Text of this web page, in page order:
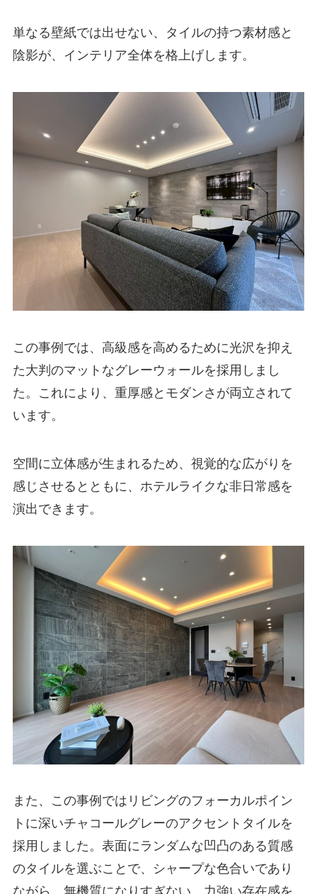
単なる壁紙では出せない、タイルの持つ素材感と
陰影が、インテリア全体を格上げします。
この事例では、高級感を高めるために光沢を抑え
た大判のマットなグレーウォールを採用しまし
た。これにより、重厚感とモダンさが両立されて
います。
空間に立体感が生まれるため、視覚的な広がりを
感じさせるとともに、ホテルライクな非日常感を
演出できます。
また、この事例ではリビングのフォーカルポイン
トに深いチャコールグレーのアクセントタイルを
採用しました。表面にランダムな凹凸のある質感
のタイルを選ぶことで、シャープな色合いであり